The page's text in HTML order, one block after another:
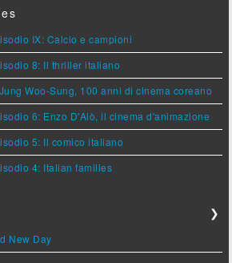
IX: Calcio e campioni
8: Il thriller italiano
Woo-Sung, 100 anni di cinema coreano
6: Enzo D'Alò, il cinema d'animazione
5: Il comico italiano
4: Italian families
❯
New Day